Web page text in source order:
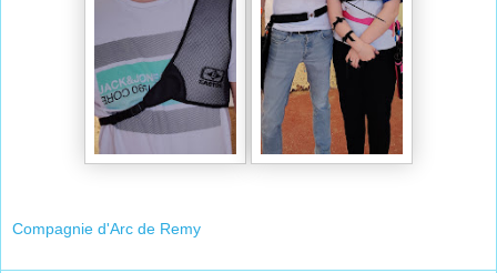
Compagnie d'Arc de Remy